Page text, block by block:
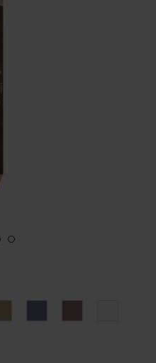
Khaki Navy Plum